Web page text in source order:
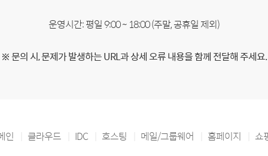
운영시간: 평일 9:00 ~ 18:00 (주말, 공휴일 제외)
※ 문의 시, 문제가 발생하는 URL과 상세 오류 내용을 함께 전달해 주세요.
인 클라우드 IDC 호스팅 메일/그룹웨어 홈페이지 쇼